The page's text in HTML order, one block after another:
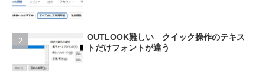
OUTLOOK難しい クイック操作のテキス
トだけフォントが違う